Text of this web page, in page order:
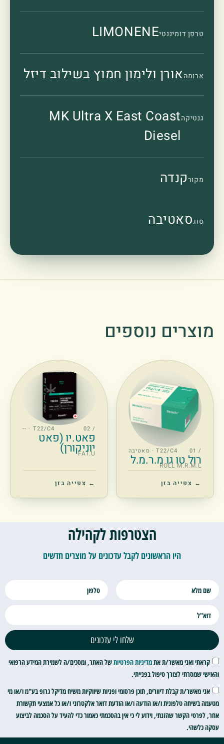
טרפן דומיננטיLIMONENE
ארומהאורן ולימון חמוץ בשילוב דיזל
גנטיקהMK Ultra X East Coast
Diesel
מקורקנדה
סוגסאטיבה
מוצרים נוספים
/ 01 T22/C4 · סאטיבה
רול טו גו מ.ר.מ.ל
ROLL M.R.M.L
← צפייה בזן
/ 02
T22/C4 · --
פאט.יו (פאט
יוניקורן)
FAT.U
← צפייה בזן
הצטרפות לקהילה
היו הראשונים לקבל עדכונים על מוצרים חדשים
קראתי ואני מאשר/ת אתמדיניות הפרטיותשל האתר, ומסכים/ה לשמירת המידע הרפואי
והאישי שמסרתי לצורך טיפול בפנייתי.
אני מאשר/ת קבלת דיוורים, תוכן פרסומי ופניות שיווקיות משיח מדיקל גרופ בע"מ ו/או מי
מטעמה בשיחה טלפונית ו/או הודעה ו/או הודעת דואר אלקטרוני ו/או כל אמצעי תקשורת
אחר, לפרטי הקשר שהזנתי, וידוע לי כי אין בהסכמתי כאמור כדי להעיד על הסכמה לביצוע
עסקה כלשהי.
שלחו לי עדכונים